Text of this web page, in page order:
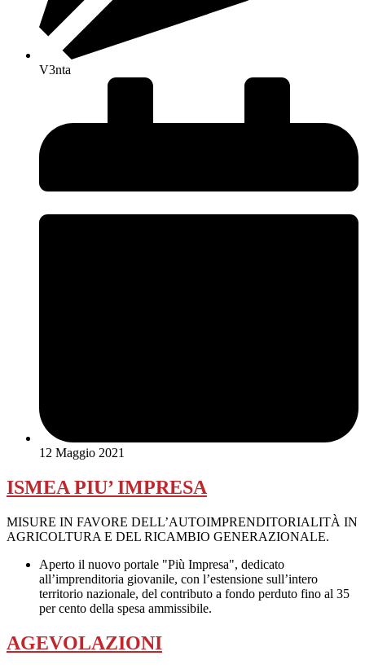
V3nta
12 Maggio 2021
ISMEA PIU’ IMPRESA
MISURE IN FAVORE DELL’AUTOIMPRENDITORIALITÀ IN
AGRICOLTURA E DEL RICAMBIO GENERAZIONALE.
Aperto il nuovo portale "Più Impresa", dedicato
all’imprenditoria giovanile, con l’estensione sull’intero
territorio nazionale, del contributo a fondo perduto fino al 35
per cento della spesa ammissibile.
AGEVOLAZIONI